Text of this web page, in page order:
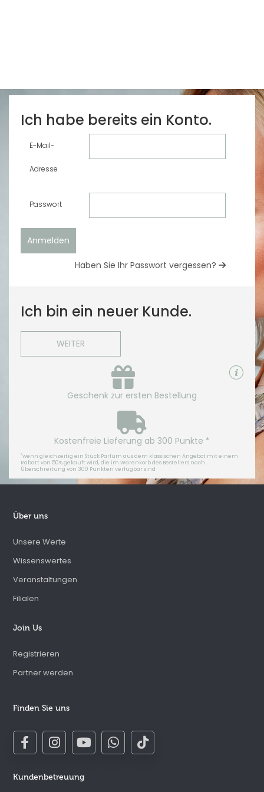
Ich habe bereits ein Konto.
E-Mail-
Adresse
Passwort
Haben Sie Ihr Passwort vergessen?
Ich bin ein neuer Kunde.
WEITER
Geschenk zur ersten Bestellung
Kostenfreie Lieferung ab 300 Punkte *
*wenn gleichzeitig ein Stück Parfüm aus dem klassischen Angebot mit einem
Rabatt von 50% gekauft wird, die im Warenkorb des Bestellers nach
Überschreitung von 300 Punkten verfügbar sind
Über uns
Unsere Werte
Wissenswertes
Veranstaltungen
Filialen
Join Us
Registrieren
Partner werden
Finden Sie uns
Kundenbetreuung